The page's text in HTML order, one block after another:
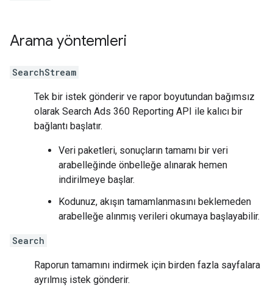
Arama yöntemleri
SearchStream
Tek bir istek gönderir ve rapor boyutundan bağımsız
olarak Search Ads 360 Reporting API ile kalıcı bir
bağlantı başlatır.
Veri paketleri, sonuçların tamamı bir veri
arabelleğinde önbelleğe alınarak hemen
indirilmeye başlar.
Kodunuz, akışın tamamlanmasını beklemeden
arabelleğe alınmış verileri okumaya başlayabilir.
Search
Raporun tamamını indirmek için birden fazla sayfalara
ayrılmış istek gönderir.